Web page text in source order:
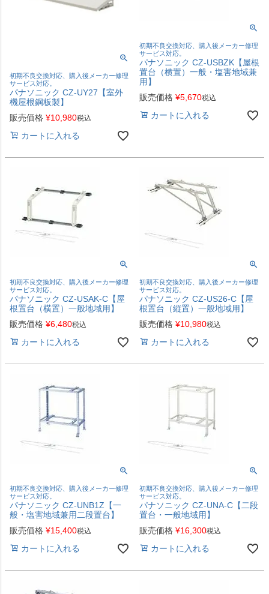
初期不良交換対応、購入後メーカー修理
サービス対応。
パナソニック CZ-UY27【室外
機屋根鋼板製】
販売価格 ¥10,980税込
カートに入れる
初期不良交換対応、購入後メーカー修理
サービス対応。
パナソニック CZ-USBZK【屋根
置台（横置）一般・塩害地域兼
用】
販売価格 ¥5,670税込
カートに入れる
初期不良交換対応、購入後メーカー修理
サービス対応。
パナソニック CZ-USAK-C【屋
根置台（横置）一般地域用】
販売価格 ¥6,480税込
カートに入れる
初期不良交換対応、購入後メーカー修理
サービス対応。
パナソニック CZ-US26-C【屋
根置台（縦置）一般地域用】
販売価格 ¥10,980税込
カートに入れる
初期不良交換対応、購入後メーカー修理
サービス対応。
パナソニック CZ-UNB1Z【一
般・塩害地域兼用二段置台】
販売価格 ¥15,400税込
カートに入れる
初期不良交換対応、購入後メーカー修理
サービス対応。
パナソニック CZ-UNA-C【二段
置台・一般地域用】
販売価格 ¥16,300税込
カートに入れる